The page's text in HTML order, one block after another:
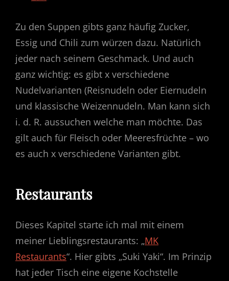
Zu den Suppen gibts ganz häufig Zucker,
Essig und Chili zum würzen dazu. Natürlich
jeder nach seinem Geschmack. Und auch
ganz wichtig: es gibt x verschiedene
Nudelvarianten (Reisnudeln oder Eiernudeln
und klassische Weizennudeln. Man kann sich
i. d. R. aussuchen welche man möchte. Das
gilt auch für Fleisch oder Meeresfrüchte – wo
es auch x verschiedene Varianten gibt.
Restaurants
Dieses Kapitel starte ich mal mit einem
meiner Lieblingsrestaurants: „MK
Restaurants“. Hier gibts „Suki Yaki“. Im Prinzip
hat jeder Tisch eine eigene Kochstelle